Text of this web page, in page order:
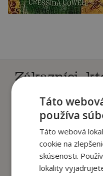
Zákazníci,
Táto
používa
Táto webová
cookie na
skúsenosti.
lokality